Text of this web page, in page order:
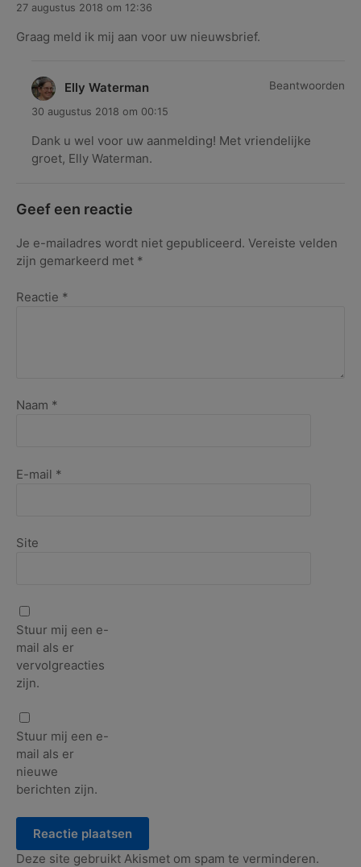
27 augustus 2018 om 12:36
Graag meld ik mij aan voor uw nieuwsbrief.
Elly Waterman
30 augustus 2018 om 00:15
Dank u wel voor uw aanmelding! Met vriendelijke
groet, Elly Waterman.
Beantwoorden
Geef een reactie
Je e-mailadres wordt niet gepubliceerd. Vereiste velden
zijn gemarkeerd met *
Reactie *
Naam *
E-mail *
Site
Stuur mij een e-
mail als er
vervolgreacties
zijn.
Stuur mij een e-
mail als er
nieuwe
berichten zijn.
Deze site gebruikt Akismet om spam te verminderen.